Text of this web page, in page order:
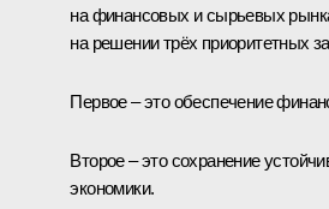
на финансовых и сырьевых
на решении трёх приоритетных
Первое – это обеспечение
Второе – это сохранение
экономики.